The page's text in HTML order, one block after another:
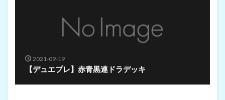
2021-09-19
【デュエプレ】赤青黒連ドラデッキ